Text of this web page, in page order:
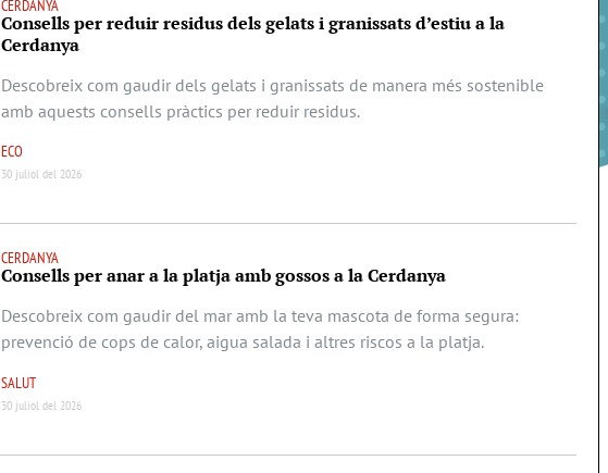
CERDANYA
Consells per reduir residus dels gelats i granissats d’estiu a la
Cerdanya
Descobreix com gaudir dels gelats i granissats de manera més sostenible
amb aquests consells pràctics per reduir residus.
ECO
30 juliol del 2026
CERDANYA
Consells per anar a la platja amb gossos a la Cerdanya
Descobreix com gaudir del mar amb la teva mascota de forma segura:
prevenció de cops de calor, aigua salada i altres riscos a la platja.
SALUT
30 juliol del 2026